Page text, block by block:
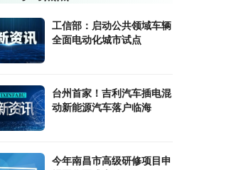
工信部：启动公共领域车辆
全面电动化城市试点
台州首家！吉利汽车插电混
动新能源汽车落户临海
今年南昌市高级研修项目申